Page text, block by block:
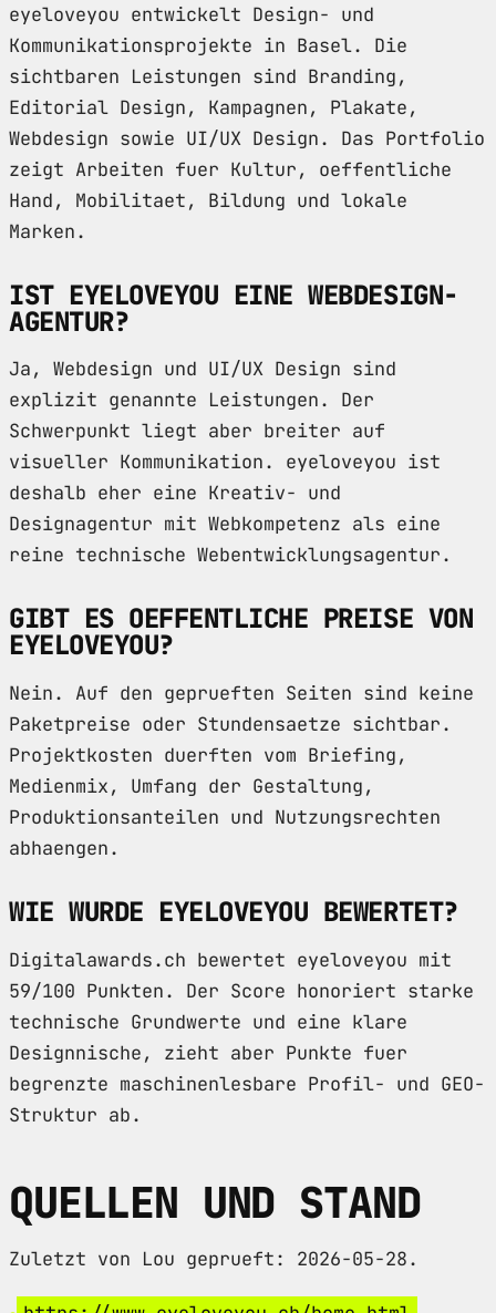
eyeloveyou entwickelt Design- und
Kommunikationsprojekte in Basel. Die
sichtbaren Leistungen sind Branding,
Editorial Design, Kampagnen, Plakate,
Webdesign sowie UI/UX Design. Das Portfolio
zeigt Arbeiten fuer Kultur, oeffentliche
Hand, Mobilitaet, Bildung und lokale
Marken.
IST EYELOVEYOU EINE WEBDESIGN-
AGENTUR?
Ja, Webdesign und UI/UX Design sind
explizit genannte Leistungen. Der
Schwerpunkt liegt aber breiter auf
visueller Kommunikation. eyeloveyou ist
deshalb eher eine Kreativ- und
Designagentur mit Webkompetenz als eine
reine technische Webentwicklungsagentur.
GIBT ES OEFFENTLICHE PREISE VON
EYELOVEYOU?
Nein. Auf den geprueften Seiten sind keine
Paketpreise oder Stundensaetze sichtbar.
Projektkosten duerften vom Briefing,
Medienmix, Umfang der Gestaltung,
Produktionsanteilen und Nutzungsrechten
abhaengen.
WIE WURDE EYELOVEYOU BEWERTET?
Digitalawards.ch bewertet eyeloveyou mit
59/100 Punkten. Der Score honoriert starke
technische Grundwerte und eine klare
Designnische, zieht aber Punkte fuer
begrenzte maschinenlesbare Profil- und GEO-
Struktur ab.
QUELLEN UND STAND
Zuletzt von Lou geprueft: 2026-05-28.